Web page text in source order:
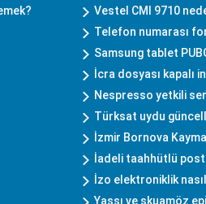
Vestel CMI 9710
Telefon numarası
Samsung tablet
İcra dosyası kapalı
Nespresso yetkili
Türksat uydu
İzmir Bornova
İadeli taahhütlü
İzo elektroniklik
Yassı ve skuamöz